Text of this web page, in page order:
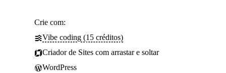
Crie com:
Vibe coding (15 créditos)
Criador de Sites com arrastar e soltar
WordPress